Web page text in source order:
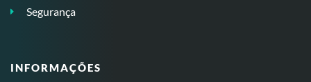
Segurança
INFORMAÇÕES